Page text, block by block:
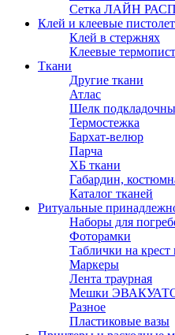
Сетка ЛАЙН
Клей и клеевые
Клей в стержнях
Клеевые
Ткани
Другие ткани
Атлас
Шелк
Термостежка
Бархат-велюр
Парча
ХБ ткани
Габардин,
Каталог тканей
Ритуальные
Наборы для
Фоторамки
Таблички на
Маркеры
Лента траурная
Мешки
Разное
Пластиковые вазы